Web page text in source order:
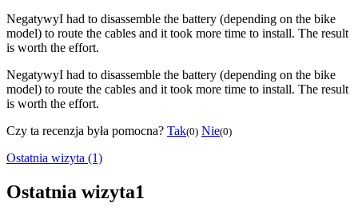
NegatywyI had to disassemble the battery (depending on the bike
model) to route the cables and it took more time to install. The result
is worth the effort.
NegatywyI had to disassemble the battery (depending on the bike
model) to route the cables and it took more time to install. The result
is worth the effort.
Czy ta recenzja była pomocna? Tak(0) Nie(0)
Ostatnia wizyta (1)
Ostatnia wizyta1